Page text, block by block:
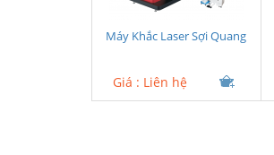
Máy Khắc Laser Sợi Quang
Giá : Liên hệ